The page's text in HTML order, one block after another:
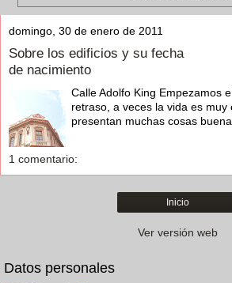
domingo, 30 de enero de 2011
Sobre los edificios y su fecha
de nacimiento
Calle Adolfo King Empezamos
retraso, a veces la vida es muy
presentan muchas cosas
1 comentario:
Inicio
Ver versión web
Datos personales